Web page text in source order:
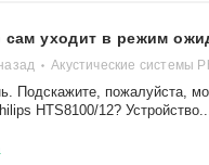
сам уходит в режим
Акустические системы
Подскажите, пожалуйста,
HTS8100/12?